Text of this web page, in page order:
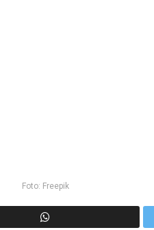
Foto: Freepik